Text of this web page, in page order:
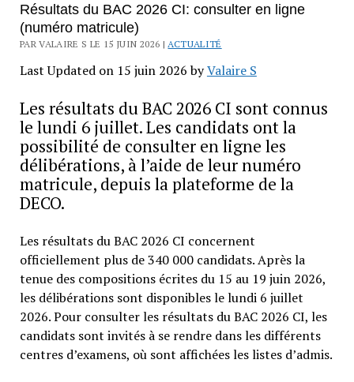
Résultats du BAC 2026 CI: consulter en ligne
(numéro matricule)
PAR VALAIRE S LE 15 JUIN 2026 | ACTUALITÉ
Last Updated on 15 juin 2026 byValaire S
Les résultats du BAC 2026 CI sont connus
le lundi 6 juillet. Les candidats ont la
possibilité de consulter en ligne les
délibérations, à l’aide de leur numéro
matricule, depuis la plateforme de la
DECO.
Les résultats du BAC 2026 CI concernent
officiellement plus de 340 000 candidats. Après la
tenue des compositions écrites du 15 au 19 juin 2026,
les délibérations sont disponibles le lundi 6 juillet
2026. Pour consulter les résultats du BAC 2026 CI, les
candidats sont invités à se rendre dans les différents
centres d’examens, où sont affichées les listes d’admis.